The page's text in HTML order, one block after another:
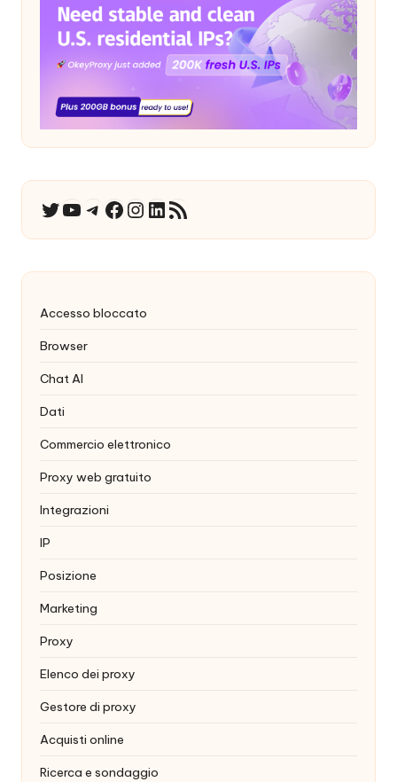
Twitter
YouTube
Telegramma
Facebook
Instagram
LinkedIn
Feed RSS
Accesso bloccato
Browser
Chat AI
Dati
Commercio elettronico
Proxy web gratuito
Integrazioni
IP
Posizione
Marketing
Proxy
Elenco dei proxy
Gestore di proxy
Acquisti online
Ricerca e sondaggio